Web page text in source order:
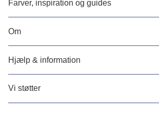
Farver, inspiration og guides
Om
Hjælp & information
Vi støtter